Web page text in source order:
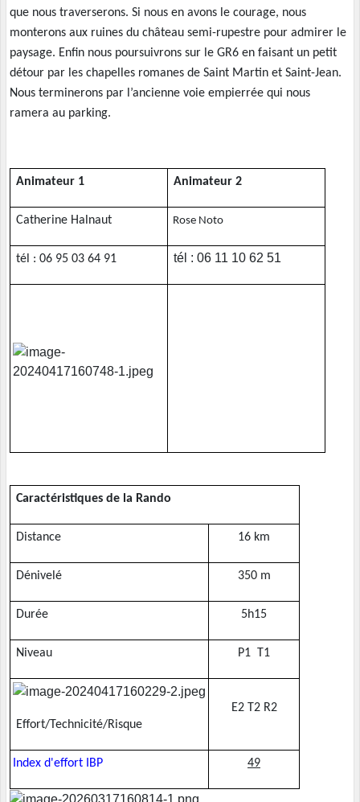
que nous traverserons. Si nous en avons le courage, nous
monterons aux ruines du château semi-rupestre pour admirer le
paysage. Enfin nous poursuivrons sur le GR6 en faisant un petit
détour par les chapelles romanes de Saint Martin et Saint-Jean.
Nous terminerons par l’ancienne voie empierrée qui nous
ramera au parking.
Animateur 1 Animateur 2
Catherine Halnaut Rose Noto
tél : 06 95 03 64 91 tél : 06 11 10 62 51
Caractéristiques de la Rando
Distance 16 km
Dénivelé 350 m
Durée 5h15
Niveau P1 T1
Effort/Technicité/Risque
E2 T2 R2
Index d'effort IBP 49